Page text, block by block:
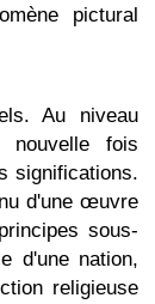
pictural
Au niveau
nouvelle fois
significations.
d'une œuvre
sous-
d'une nation,
religieuse